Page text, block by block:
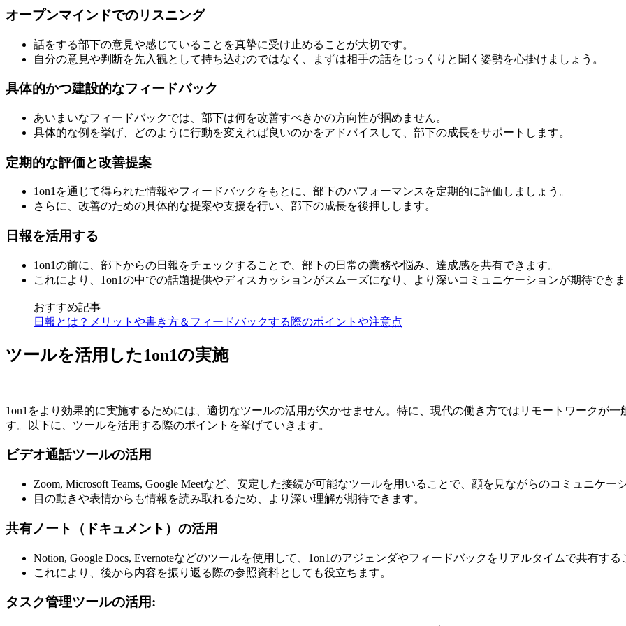
オープンマインドでのリスニング
話をする部下の意見や感じていることを真摯に受け止めることが大切です。
自分の意見や判断を先入観として持ち込むのではなく、まずは相手の話をじっくりと聞く姿勢を心掛けましょう。
具体的かつ建設的なフィードバック
あいまいなフィードバックでは、部下は何を改善すべきかの方向性が掴めません。
具体的な例を挙げ、どのように行動を変えれば良いのかをアドバイスして、部下の成長をサポートします。
定期的な評価と改善提案
1on1を通じて得られた情報やフィードバックをもとに、部下のパフォーマンスを定期的に評価しましょう。
さらに、改善のための具体的な提案や支援を行い、部下の成長を後押しします。
日報を活用する
1on1の前に、部下からの日報をチェックすることで、部下の日常の業務や悩み、達成感を共有できます。
これにより、1on1の中での話題提供やディスカッションがスムーズになり、より深いコミュニケーションが期待でき
おすすめ記事
日報とは？メリットや書き方＆フィードバックする際のポイントや注意点
ツールを活用した1on1の実施
1on1をより効果的に実施するためには、適切なツールの活用が欠かせません。特に、現代の働き方ではリモートワークが
す。以下に、ツールを活用する際のポイントを挙げていきます。
ビデオ通話ツールの活用
Zoom, Microsoft Teams, Google Meetなど、安定した接続が可能なツールを用いることで、顔を見ながらのコミュニケー
目の動きや表情からも情報を読み取れるため、より深い理解が期待できます。
共有ノート（ドキュメント）の活用
Notion, Google Docs, Evernoteなどのツールを使用して、1on1のアジェンダやフィードバックをリアルタイムで共有す
これにより、後から内容を振り返る際の参照資料としても役立ちます。
タスク管理ツールの活用: